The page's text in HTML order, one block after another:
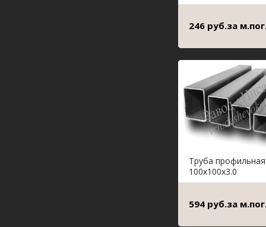
246 руб.за
Труба профильная
100х100х3.0
594 руб.за